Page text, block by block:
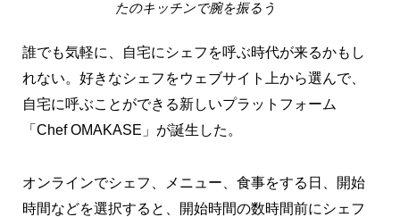
たのキッチンで腕を振るう
誰でも気軽に、自宅にシェフを呼ぶ時代が来るかもし
れない。好きなシェフをウェブサイト上から選んで、
自宅に呼ぶことができる新しいプラットフォーム
「Chef OMAKASE」が誕生した。
オンラインでシェフ、メニュー、食事をする日、開始
時間などを選択すると、開始時間の数時間前にシェフ